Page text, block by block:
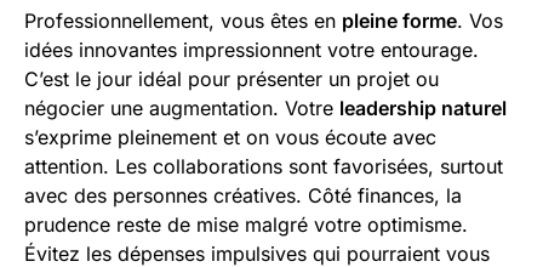
Professionnellement, vous êtes en pleine forme. Vos
idées innovantes impressionnent votre entourage.
C’est le jour idéal pour présenter un projet ou
négocier une augmentation. Votre leadership naturel
s’exprime pleinement et on vous écoute avec
attention. Les collaborations sont favorisées, surtout
avec des personnes créatives. Côté finances, la
prudence reste de mise malgré votre optimisme.
Évitez les dépenses impulsives qui pourraient vous